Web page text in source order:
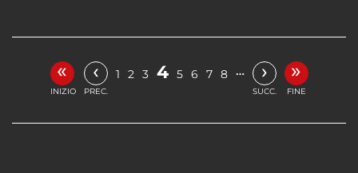
«
INIZIO
‹
PREC.
1 2 3 4 5 6 7 8 … ›
SUCC.
»
FINE